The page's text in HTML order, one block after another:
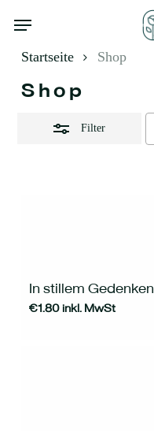
Menu
Shop
Startseite Shop
Filter
In stillem Gedenken
€1.80 inkl. MwSt